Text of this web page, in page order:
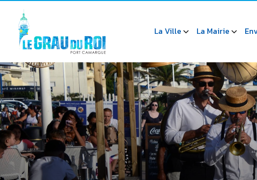
La Ville La Mairie